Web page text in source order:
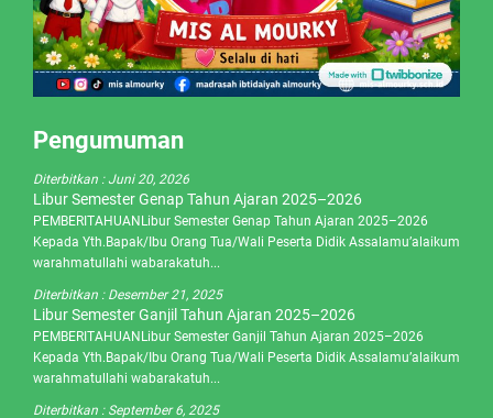
Pengumuman
Diterbitkan :Juni 20, 2026
Libur Semester Genap Tahun Ajaran 2025–2026
PEMBERITAHUANLibur Semester Genap Tahun Ajaran 2025–2026
Kepada Yth.Bapak/Ibu Orang Tua/Wali Peserta Didik Assalamu’alaikum
warahmatullahi wabarakatuh...
Diterbitkan : Desember 21, 2025
Libur Semester Ganjil Tahun Ajaran 2025–2026
PEMBERITAHUANLibur Semester Ganjil Tahun Ajaran 2025–2026
Kepada Yth.Bapak/Ibu Orang Tua/Wali Peserta Didik Assalamu’alaikum
warahmatullahi wabarakatuh...
Diterbitkan : September 6, 2025